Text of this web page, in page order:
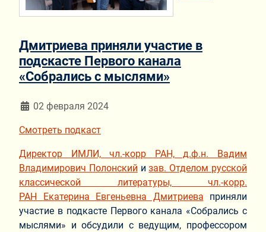
Дмитриева приняли участие в
подскасте Первого канала
«Собрались с мыслями»
Информация о материале
02 февраля 2024
Смотреть подкаст
Директор ИМЛИ, чл.-корр РАН, д.ф.н. Вадим
Владимирович Полонский изав. Отделом русской
классической литературы, чл.-корр.
РАН Екатерина Евгеньевна Дмитриева приняли
участие в подкасте Первого канала «Собрались с
мыслями» и обсудили с ведущим, профессором